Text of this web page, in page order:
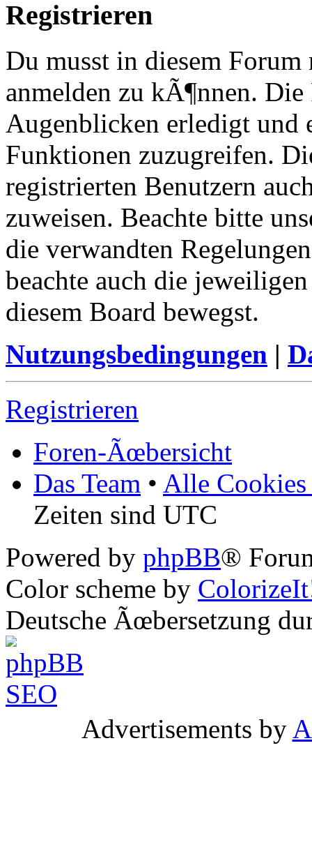
Registrieren
Du musst in diesem
anmelden zu kÃ¶nnen.
Augenblicken erledigt und
Funktionen zuzugreifen.
registrierten Benutzern
zuweisen. Beachte bitte
die verwandten
beachte auch die
diesem Board bewegst.
Nutzungsbedingungen |
Registrieren
Foren-Ãœbersicht
Das Team • Alle Cookies
Zeiten sind UTC
Powered by phpBB®
Color scheme by
Deutsche Ãœbersetzung
Advertisements by